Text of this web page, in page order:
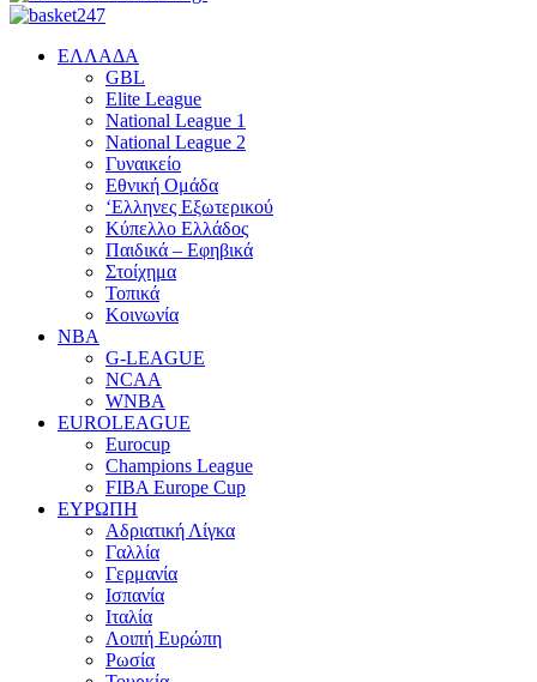
EΛΛΑΔΑ
GBL
Elite League
National League 1
National League 2
Γυναικείο
Εθνική Ομάδα
‘Ελληνες Εξωτερικού
Κύπελλο Ελλάδος
Παιδικά – Εφηβικά
Στοίχημα
Τοπικά
Κοινωνία
NBA
G-LEAGUE
NCAA
WNBA
ΕUROLEAGUE
Eurocup
Champions League
FIBA Europe Cup
ΕΥΡΩΠΗ
Αδριατική Λίγκα
Γαλλία
Γερμανία
Ισπανία
Ιταλία
Λοιπή Ευρώπη
Ρωσία